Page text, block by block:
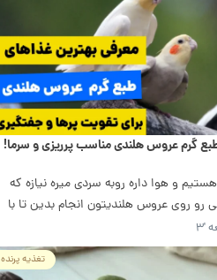
هستیم و هوا داره روبه سردی میره نیازه که
رو روی عروس هلندیتون انجام بدین تا با
'۳
تغذیه پرنده